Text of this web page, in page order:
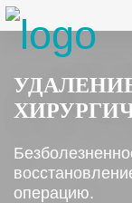
операцию.